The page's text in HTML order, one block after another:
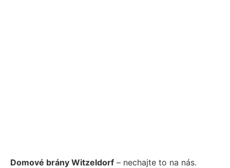
Domové brány Witzeldorf – nechajte to na nás.